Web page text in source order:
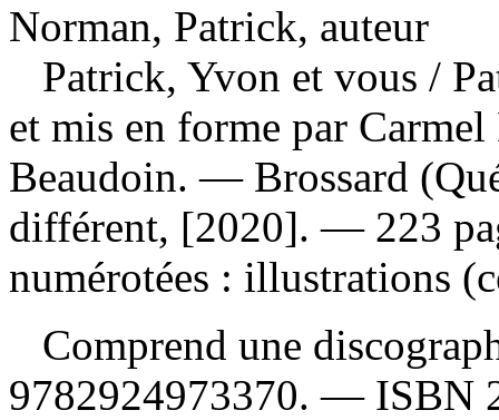
Norman, Patrick, auteur
Patrick, Yvon et vous /
et mis en forme par
Beaudoin. — Brossard
différent, [2020]. — 223
numérotées : illustrations
Comprend une
9782924973370. — ISBN